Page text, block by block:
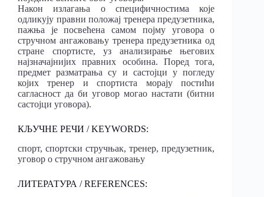
Након излагања о специфичностима које
одликују правни положај тренера предузетника,
пажња је посвећена самом појму уговора о
стручном ангажовању тренера предузетника од
стране спортисте, уз анализирање његових
најзначајнијих правних особина. Поред тога,
предмет разматрања су и састојци у погледу
којих тренер и спортиста морају постићи
сагласност да би уговор могао настати (битни
састојци уговора).
КЉУЧНЕ РЕЧИ / KEYWORDS:
спорт, спортски стручњак, тренер, предузетник,
уговор о стручном ангажовању
ЛИТЕРАТУРА / REFERENCES: